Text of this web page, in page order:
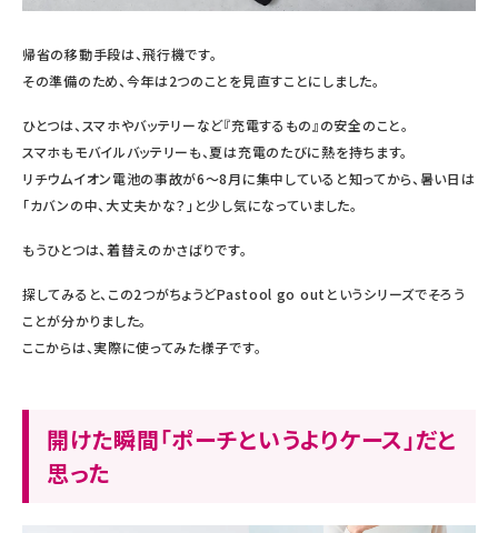
帰省の移動手段は、飛行機です。
その準備のため、今年は2つのことを見直すことにしました。
ひとつは、スマホやバッテリーなど『充電するもの』の安全のこと。
スマホもモバイルバッテリーも、夏は充電のたびに熱を持ちます。
リチウムイオン電池の事故が6〜8月に集中していると知ってから、暑い日は
「カバンの中、大丈夫かな？」と少し気になっていました。
もうひとつは、着替えのかさばりです。
探してみると、この2つがちょうどPastool go outというシリーズでそろう
ことが分かりました。
ここからは、実際に使ってみた様子です。
開けた瞬間「ポーチというよりケース」だと
思った